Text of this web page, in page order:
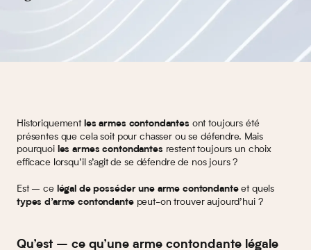
Historiquement les armes contondantes ont toujours été
présentes que cela soit pour chasser ou se défendre. Mais
pourquoi les armes contondantes restent toujours un choix
efficace lorsqu’il s’agit de se défendre de nos jours ?
Est – ce légal de posséder une arme contondanteet quels
types d’arme contondantepeut-on trouver aujourd’hui ?
Qu’est – ce qu’une arme contondante légale